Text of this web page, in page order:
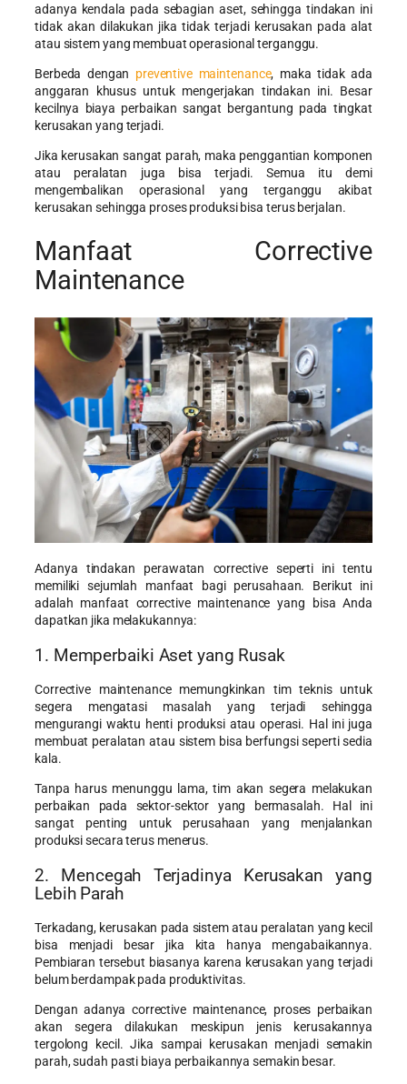
adanya kendala pada sebagian aset, sehingga tindakan ini
tidak akan dilakukan jika tidak terjadi kerusakan pada alat
atau sistem yang membuat operasional terganggu.
Berbeda dengan preventive maintenance, maka tidak ada
anggaran khusus untuk mengerjakan tindakan ini. Besar
kecilnya biaya perbaikan sangat bergantung pada tingkat
kerusakan yang terjadi.
Jika kerusakan sangat parah, maka penggantian komponen
atau peralatan juga bisa terjadi. Semua itu demi
mengembalikan operasional yang terganggu akibat
kerusakan sehingga proses produksi bisa terus berjalan.
Manfaat Corrective
Maintenance
Adanya tindakan perawatan corrective seperti ini tentu
memiliki sejumlah manfaat bagi perusahaan. Berikut ini
adalah manfaat corrective maintenance yang bisa Anda
dapatkan jika melakukannya:
1. Memperbaiki Aset yang Rusak
Corrective maintenance memungkinkan tim teknis untuk
segera mengatasi masalah yang terjadi sehingga
mengurangi waktu henti produksi atau operasi. Hal ini juga
membuat peralatan atau sistem bisa berfungsi seperti sedia
kala.
Tanpa harus menunggu lama, tim akan segera melakukan
perbaikan pada sektor-sektor yang bermasalah. Hal ini
sangat penting untuk perusahaan yang menjalankan
produksi secara terus menerus.
2. Mencegah Terjadinya Kerusakan yang
Lebih Parah
Terkadang, kerusakan pada sistem atau peralatan yang kecil
bisa menjadi besar jika kita hanya mengabaikannya.
Pembiaran tersebut biasanya karena kerusakan yang terjadi
belum berdampak pada produktivitas.
Dengan adanya corrective maintenance, proses perbaikan
akan segera dilakukan meskipun jenis kerusakannya
tergolong kecil. Jika sampai kerusakan menjadi semakin
parah, sudah pasti biaya perbaikannya semakin besar.